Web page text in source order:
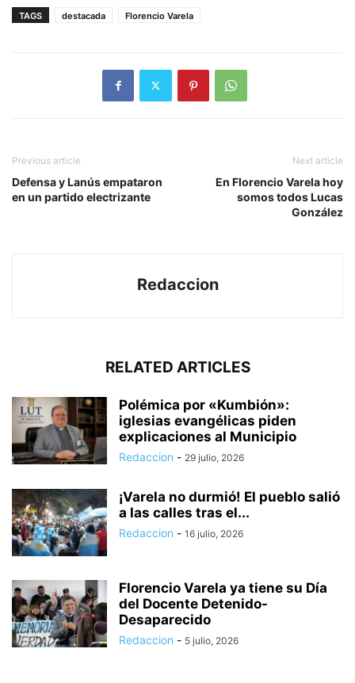
TAGS destacada Florencio Varela
Previous article
Defensa y Lanús empataron
en un partido electrizante
Next article
En Florencio Varela hoy
somos todos Lucas
González
Redaccion
RELATED ARTICLES
Polémica por «Kumbión»:
iglesias evangélicas piden
explicaciones al Municipio
Redaccion - 29 julio, 2026
¡Varela no durmió! El pueblo salió
a las calles tras el...
Redaccion - 16 julio, 2026
Florencio Varela ya tiene su Día
del Docente Detenido-
Desaparecido
Redaccion - 5 julio, 2026